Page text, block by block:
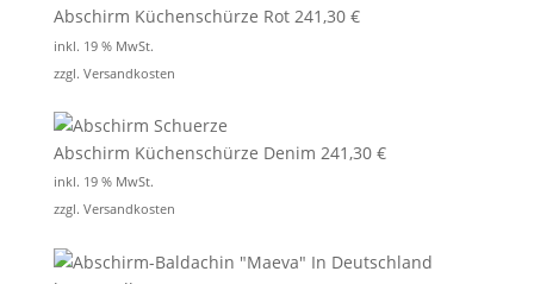
Abschirm Küchenschürze Rot 241,30 €
inkl. 19 % MwSt.
zzgl. Versandkosten
Abschirm Küchenschürze Denim 241,30 €
inkl. 19 % MwSt.
zzgl. Versandkosten